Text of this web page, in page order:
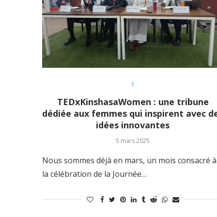
1
TEDxKinshasaWomen : une tribune
dédiée aux femmes qui inspirent avec
idées innovantes
5 mars 2025
Nous sommes déjà en mars, un mois consacré à
la célébration de la Journée…